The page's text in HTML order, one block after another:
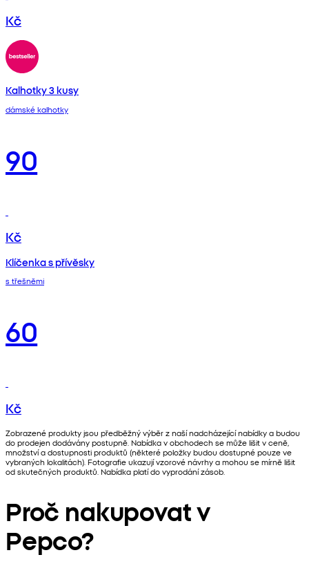
Kč
Kalhotky 3 kusy
dámské kalhotky
90
Kč
Klíčenka s přívěsky
s třešněmi
60
Kč
Zobrazené produkty jsou předběžný výběr z naší nadcházející nabídky a budou
do prodejen dodávány postupně. Nabídka v obchodech se může lišit v ceně,
množství a dostupnosti produktů (některé položky budou dostupné pouze ve
vybraných lokalitách). Fotografie ukazují vzorové návrhy a mohou se mírně lišit
od skutečných produktů. Nabídka platí do vyprodání zásob.
Proč nakupovat v
Pepco?